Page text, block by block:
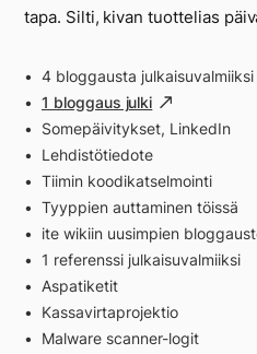
tapa. Silti, kivan tuottelias
4 bloggausta julkaisuvalmiiksi
1 bloggaus julki
Somepäivitykset, LinkedIn
Lehdistötiedote
Tiimin koodikatselmointi
Tyyppien auttaminen töissä
ite wikiin uusimpien
1 referenssi julkaisuvalmiiksi
Aspatiketit
Kassavirtaprojektio
Malware scanner-logit